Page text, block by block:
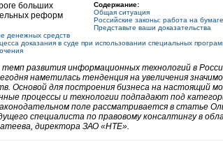
Содержание:
Общая ситуация
Российские законы: работа на бумаге
Представьте ваши доказательства
денежных средств
доказания в суде при использовании специальных
темп развития информационных технологий в
наметилась тенденция на увеличения
Основой для построения бизнеса на настоящий
процессы и технологии подпадают под
поле рассматривается в статье
специалиста по правовому консалтингу в
директора ЗАО «НТЕ».